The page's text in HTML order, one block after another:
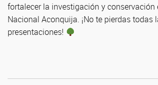
fortalecer la investigación y conservación
Nacional Aconquija. ¡No te pierdas
presentaciones!